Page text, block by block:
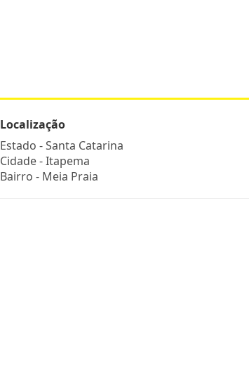
Localização
Estado -Santa Catarina
Cidade -Itapema
Bairro - Meia Praia